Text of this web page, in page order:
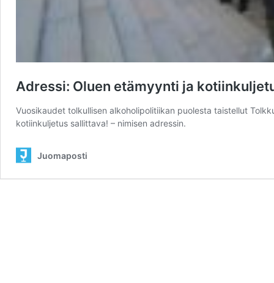
Adressi: Oluen etämyynti ja
Vuosikaudet tolkullisen alkoholipolitiikan puolesta taistellut
kotiinkuljetus sallittava! – nimisen adressin.
Juomaposti